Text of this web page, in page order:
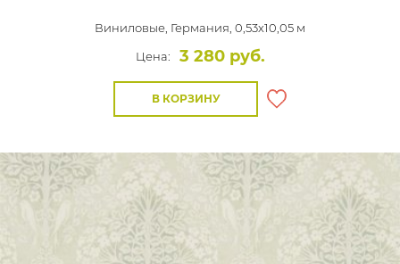
Виниловые, Германия, 0,53x10,05 м
Цена:
3 280 руб.
В КОРЗИНУ